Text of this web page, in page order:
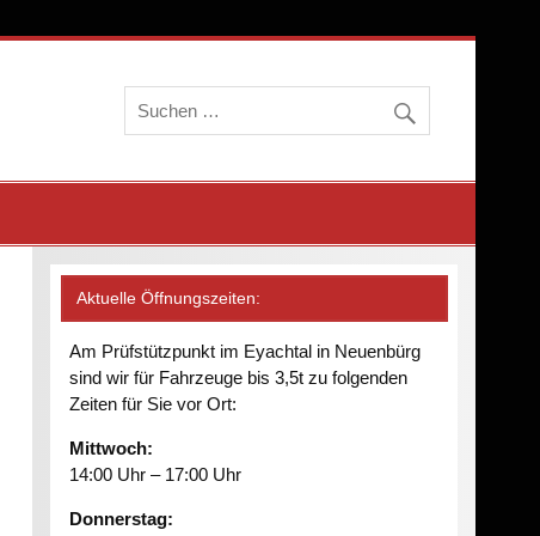
Aktuelle Öffnungszeiten:
Am Prüfstützpunkt im Eyachtal in Neuenbürg
sind wir für Fahrzeuge bis 3,5t zu folgenden
Zeiten für Sie vor Ort:
Mittwoch:
14:00 Uhr – 17:00 Uhr
Donnerstag: